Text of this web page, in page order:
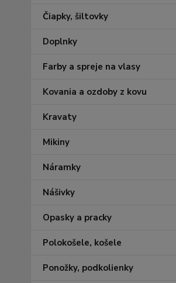
Čiapky, šiltovky
Doplnky
Farby a spreje na vlasy
Kovania a ozdoby z kovu
Kravaty
Mikiny
Náramky
Nášivky
Opasky a pracky
Polokošele, košele
Ponožky, podkolienky